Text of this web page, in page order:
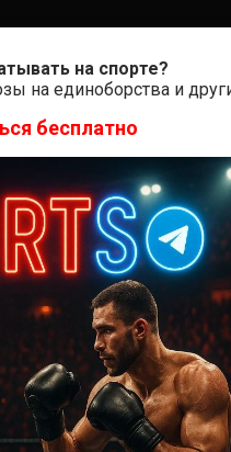
на спорте?
на единоборства и
бесплатно